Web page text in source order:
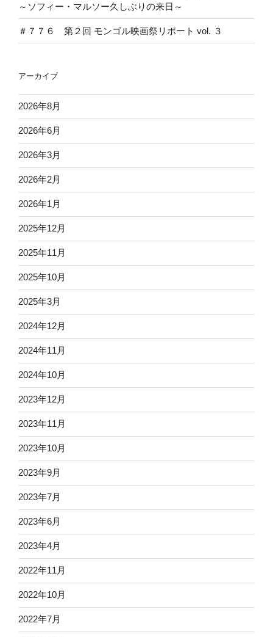
～ソフィー・マルソー久しぶりの来日～
＃７７６ 第２回 モンゴル映画祭リポート vol. ３
アーカイブ
2026年8月
2026年6月
2026年3月
2026年2月
2026年1月
2025年12月
2025年11月
2025年10月
2025年3月
2024年12月
2024年11月
2024年10月
2023年12月
2023年11月
2023年10月
2023年9月
2023年7月
2023年6月
2023年4月
2022年11月
2022年10月
2022年7月